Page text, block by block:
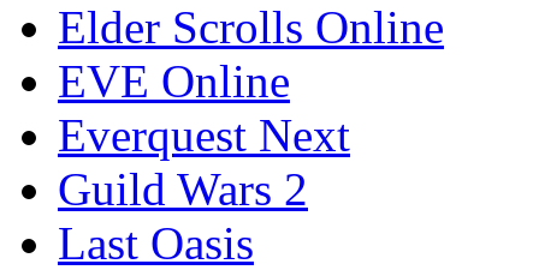
Elder Scrolls Online
EVE Online
Everquest Next
Guild Wars 2
Last Oasis